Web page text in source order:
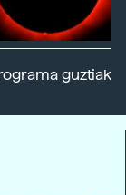
guztiak